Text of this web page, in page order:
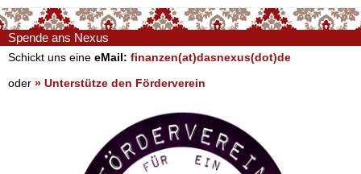
Spende ans Nexus
Schickt uns eine eMail: finanzen(at)dasnexus(dot)de
oder » Unterstütze den Förderverein